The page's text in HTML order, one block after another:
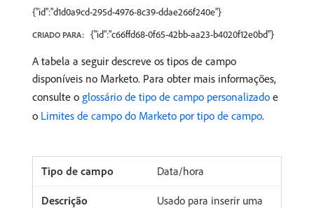
{"id":"d1d0a9cd-295d-4976-8c39-ddae266f240e"}
CRIADO PARA: {"id":"c66ffd68-0f65-42bb-aa23-b4020f12e0bd"}
A tabela a seguir descreve os tipos de campo
disponíveis no Marketo. Para obter mais informações,
consulte o glossário de tipo de campo personalizado e
o Limites de campo do Marketo por tipo de campo.
Data/hora
Usado para inserir uma